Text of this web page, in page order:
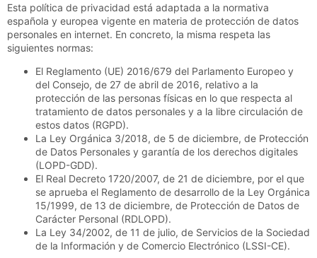
Esta política de privacidad está adaptada a la normativa
española y europea vigente en materia de protección de datos
personales en internet. En concreto, la misma respeta las
siguientes normas:
El Reglamento (UE) 2016/679 del Parlamento Europeo y
del Consejo, de 27 de abril de 2016, relativo a la
protección de las personas físicas en lo que respecta al
tratamiento de datos personales y a la libre circulación de
estos datos (RGPD).
La Ley Orgánica 3/2018, de 5 de diciembre, de Protección
de Datos Personales y garantía de los derechos digitales
(LOPD-GDD).
El Real Decreto 1720/2007, de 21 de diciembre, por el que
se aprueba el Reglamento de desarrollo de la Ley Orgánica
15/1999, de 13 de diciembre, de Protección de Datos de
Carácter Personal (RDLOPD).
La Ley 34/2002, de 11 de julio, de Servicios de la Sociedad
de la Información y de Comercio Electrónico (LSSI-CE).